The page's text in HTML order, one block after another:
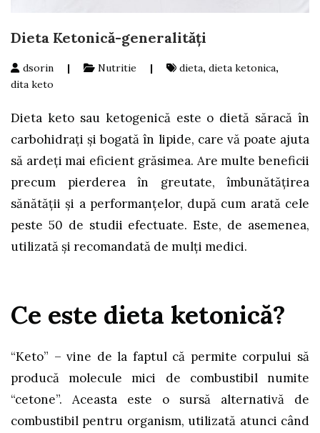
Dieta Ketonică-generalităţi
dsorin | Nutritie | dieta, dieta ketonica,
dita keto
Dieta keto sau ketogenică este o dietă săracă în
carbohidraţi și bogată în lipide, care vă poate ajuta
să ardeţi mai eficient grăsimea. Are multe beneficii
precum pierderea în greutate, îmbunătăţirea
sănătăţii și a performanțelor, după cum arată cele
peste 50 de studii efectuate. Este, de asemenea,
utilizată şi recomandată de mulţi medici.
Ce este dieta ketonică?
“Keto” – vine de la faptul că permite corpului să
producă molecule mici de combustibil numite
“cetone”. Aceasta este o sursă alternativă de
combustibil pentru organism, utilizată atunci când